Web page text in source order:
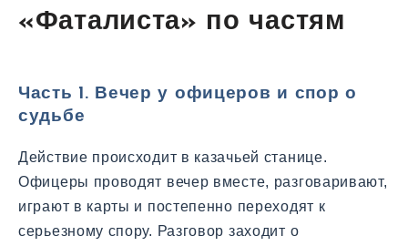
«Фаталиста» по частям
Часть 1. Вечер у офицеров и спор о
судьбе
Действие происходит в казачьей станице.
Офицеры проводят вечер вместе, разговаривают,
играют в карты и постепенно переходят к
серьезному спору. Разговор заходит о